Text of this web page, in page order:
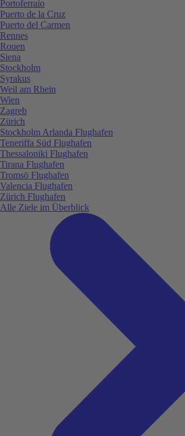
Portoferraio
Puerto de la Cruz
Puerto del Carmen
Rennes
Rouen
Siena
Stockholm
Syrakus
Weil am Rhein
Wien
Zagreb
Zürich
Stockholm Arlanda Flughafen
Teneriffa Süd Flughafen
Thessaloniki Flughafen
Tirana Flughafen
Tromsö Flughafen
Valencia Flughafen
Zürich Flughafen
Alle Ziele im Überblick